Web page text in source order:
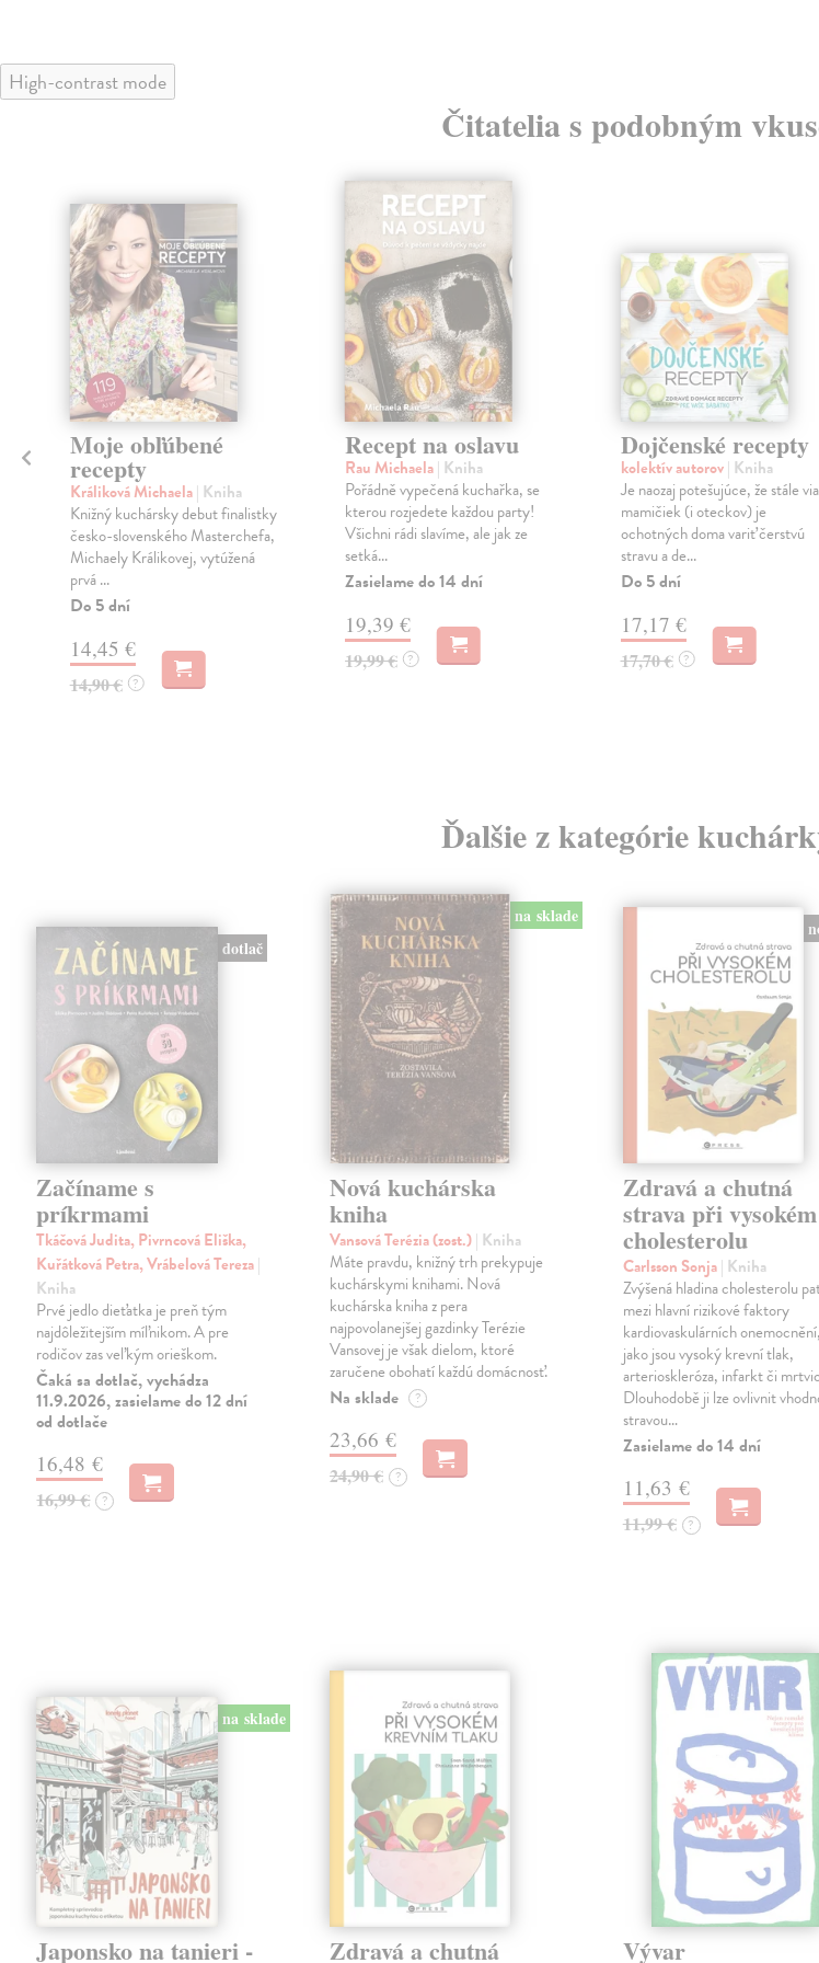
High-contrast mode
Čitatelia s podobným
Moje obľúbené
recepty
Králiková Michaela| Kniha
Knižný kuchársky debut finalistky
česko-slovenského Masterchefa,
Michaely Králikovej, vytúžená
prvá ...
Do 5 dní
14,45 €
14,90 € ?
Recept na oslavu
Rau Michaela| Kniha
Pořádně vypečená kuchařka, se
kterou rozjedete každou party!
Všichni rádi slavíme, ale jak ze
setká...
Zasielame do 14 dní
19,39 €
19,99 € ?
Dojčenské recepty
kolektív autorov| Kniha
Je naozaj potešujúce, že stále
mamičiek (i oteckov) je
ochotných doma variť čerstvú
stravu a de...
Do 5 dní
17,17 €
17,70 € ?
Ďalšie z kategórie
dotlač
Začíname s
príkrmami
Tkáčová Judita, Pivrncová Eliška,
Kuřátková Petra, Vrábelová Tereza|
Kniha
Prvé jedlo dieťatka je preň tým
najdôležitejším míľnikom. A pre
rodičov zas veľkým orieškom.
Čaká sa dotlač, vychádza
11.9.2026, zasielame do 12 dní
od dotlače
16,48 €
16,99 € ?
na sklade
Nová kuchárska
kniha
Vansová Terézia (zost.)| Kniha
Máte pravdu, knižný trh prekypuje
kuchárskymi knihami. Nová
kuchárska kniha z pera
najpovolanejšej gazdinky Terézie
Vansovej je však dielom, ktoré
zaručene obohatí každú domácnosť.
Na sklade ?
23,66 €
24,90 € ?
Zdravá a chutná
strava při vysokém
cholesterolu
Carlsson Sonja| Kniha
Zvýšená hladina cholesterolu
mezi hlavní rizikové faktory
kardiovaskulárních onemocnění,
jako jsou vysoký krevní tlak,
arterioskleróza, infarkt či
Dlouhodobě ji lze ovlivnit
stravou…
Zasielame do 14 dní
11,63 €
11,99 € ?
na sklade
Japonsko na tanieri - Zdravá a chutná Vývar